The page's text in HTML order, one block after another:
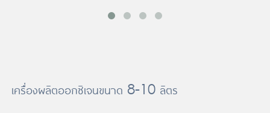
เครื่องผลิตออกซิเจนขนาด 8-10 ลิตร